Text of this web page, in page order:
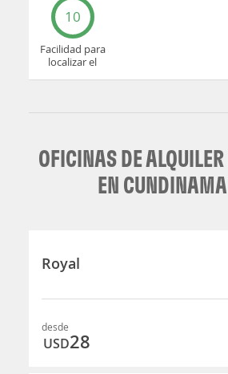
10
Facilidad para
localizar el
OFICINAS DE
EN
Royal
desde
USD28